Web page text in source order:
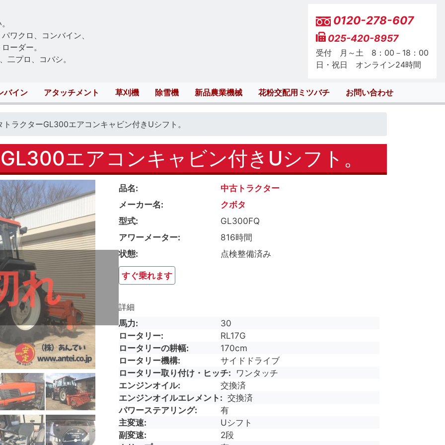
ワクロ、コンバイン、
ーダー。
二プロ、コバシ。
0120-278-607
025-420-8957
受付 月～土 8：00－18：00
日・祝日 オンライン24時間
バイン アタッチメント 草刈機 除雪機 新品農業機械 花粉交配用ミツバチ お問い合わせ
トラクターGL300エアコンキャビン付きUシフト。
エアコンキャビン付きUシフト。
れ
品名
中古トラクター
メーカー名
クボタ
型式
GL300FQ
アワーメーター
816時間
状態
点検整備済み
すぐ乗れます
詳細
馬力
30
ロータリー
RL17G
ロータリーの耕幅
170cm
ロータリー機構
サイドドライブ
ロータリー取り付け・ヒッチ
ワンタッチ
エンジンオイル
交換済
エンジンオイルエレメント
交換済
パワーステアリング
有
主変速
Uシフト
副変速
2段